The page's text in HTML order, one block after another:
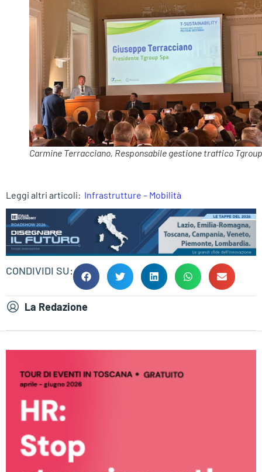
Carmine Terracciano, Responsabile gestione traffico Tgroup
Leggi altri articoli: Infrastrutture – Mobilità
CONDIVIDI SU:
La Redazione